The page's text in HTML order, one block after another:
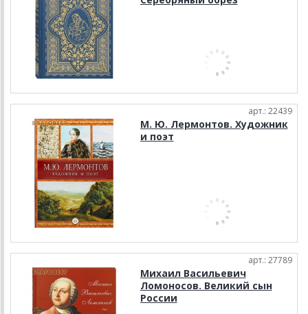
арт.: 22439
М. Ю. Лермонтов. Художник
и поэт
арт.: 27789
Михаил Васильевич
Ломоносов. Великий сын
России